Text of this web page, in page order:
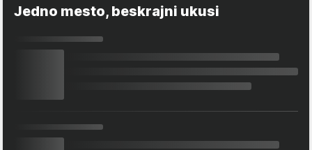
Jedno mesto, beskrajni ukusi